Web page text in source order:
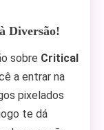
Diversão!
sobre Critical
a entrar na
pixelados
te dá